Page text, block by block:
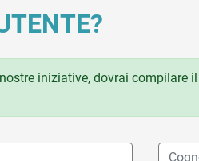
iniziative, dovrai